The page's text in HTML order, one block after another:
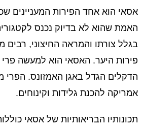
אסאי הוא אחד הפירות המעניינים
האמת שהוא לא בדיוק נכנס
בגלל צורתו והמראה החיצוני, רבים
פירות היער. האסאי הוא למעשה
הדקלים הגדל באגן האמזונס.
אמריקה להכנת גלידות וקינוחים.
תכונותיו הבריאותיות של אסאי